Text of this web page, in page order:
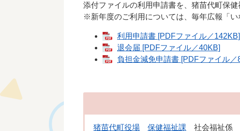
添付ファイルの利用申請書を、猪苗代町保健
※新年度のご利用については、毎年広報「い
利用申請書 [PDFファイル／142KB]
退会届 [PDFファイル／40KB]
負担金減免申請書 [PDFファイル／
猪苗代町役場 保健福祉課 社会福祉係